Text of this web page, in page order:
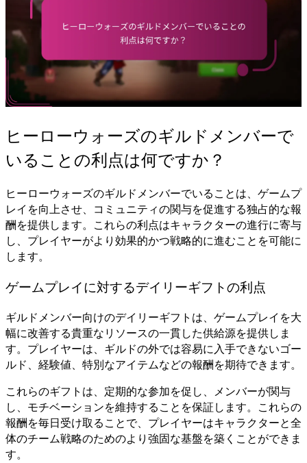
ヒーローウォーズのギルドメンバーで
いることの利点は何ですか？
ヒーローウォーズのギルドメンバーでいることは、ゲームプ
レイを向上させ、コミュニティの関与を促進する独占的な報
酬を提供します。これらの利点はキャラクターの進行に寄与
し、プレイヤーがより効果的かつ戦略的に進むことを可能に
します。
ゲームプレイに対するデイリーギフトの利点
ギルドメンバー向けのデイリーギフトは、ゲームプレイを大
幅に改善する貴重なリソースの一貫した供給源を提供しま
す。プレイヤーは、ギルドの外では容易に入手できないゴー
ルド、経験値、特別なアイテムなどの報酬を期待できます。
これらのギフトは、定期的な参加を促し、メンバーが関与
し、モチベーションを維持することを保証します。これらの
報酬を毎日受け取ることで、プレイヤーはキャラクターと全
体のチーム戦略のためのより強固な基盤を築くことができま
す。